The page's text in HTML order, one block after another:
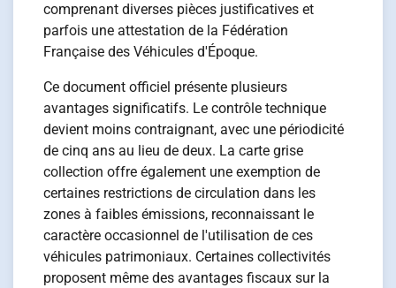
comprenant diverses pièces justificatives et
parfois une attestation de la Fédération
Française des Véhicules d'Époque.
Ce document officiel présente plusieurs
avantages significatifs. Le contrôle technique
devient moins contraignant, avec une périodicité
de cinq ans au lieu de deux. La carte grise
collection offre également une exemption de
certaines restrictions de circulation dans les
zones à faibles émissions, reconnaissant le
caractère occasionnel de l'utilisation de ces
véhicules patrimoniaux. Certaines collectivités
proposent même des avantages fiscaux sur la